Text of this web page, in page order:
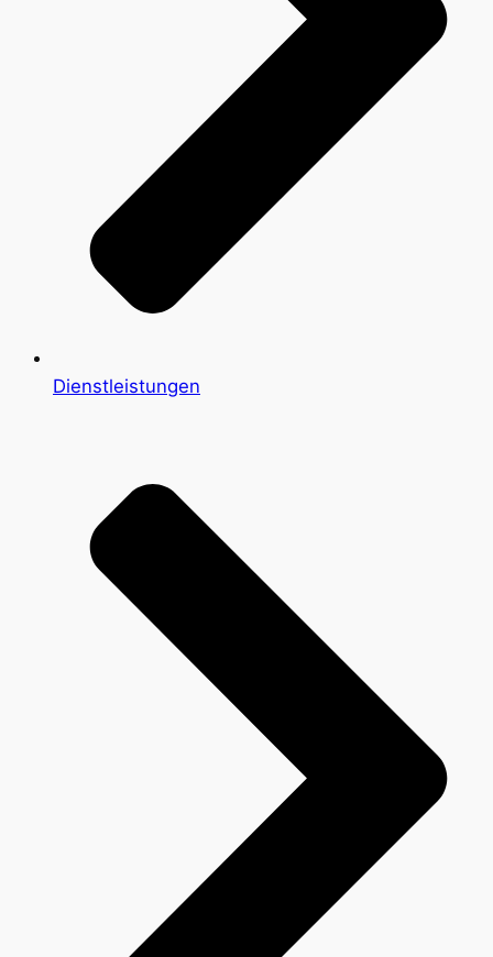
Dienstleistungen